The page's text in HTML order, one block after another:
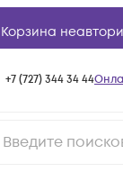
Корзина
+7 (727) 344 34 44